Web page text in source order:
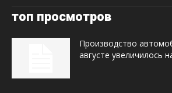
топ просмотров
Производство
августе увеличилось